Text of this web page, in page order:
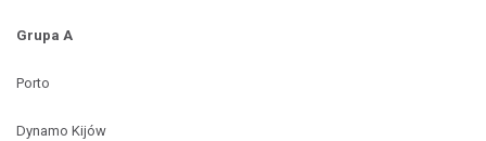
Grupa A
Porto
Dynamo Kijów